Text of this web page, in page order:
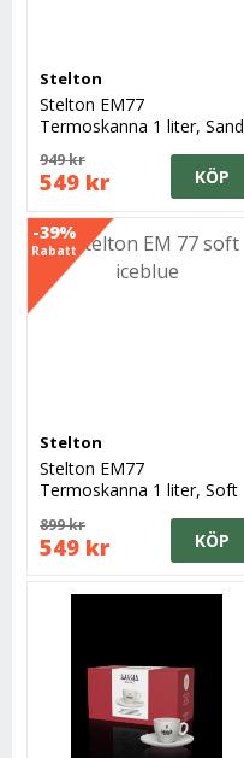
Stelton
Stelton EM77
Termoskanna 1 liter, Sand
949 kr
549 kr KÖP
-39%
Rabatt
Stelton
Stelton EM77
Termoskanna 1 liter, Soft
899 kr
549 kr KÖP